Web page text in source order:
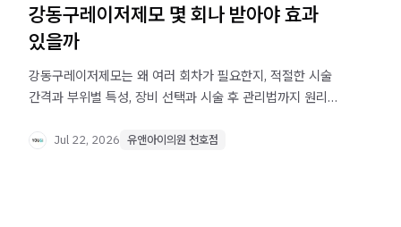
강동구레이저제모 몇 회나 받아야 효과
있을까
강동구레이저제모는 왜 여러 회차가 필요한지, 적절한 시술
간격과 부위별 특성, 장비 선택과 시술 후 관리법까지 원리
Jul 22, 2026 유앤아이의원 천호점